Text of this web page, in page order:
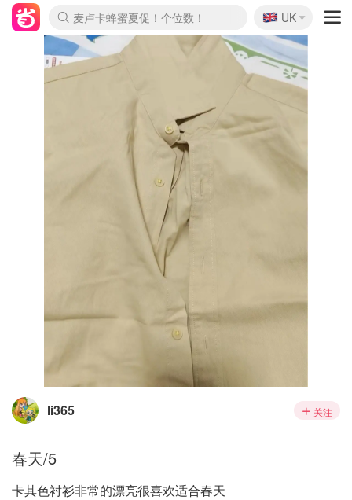
麦卢卡蜂蜜夏促！个位数！
Prada/Miu 4.8折！
啥？必胜客披萨5折！
🇬🇧
UK
li365 关注
春天/5
卡其色衬衫非常的漂亮很喜欢适合春天